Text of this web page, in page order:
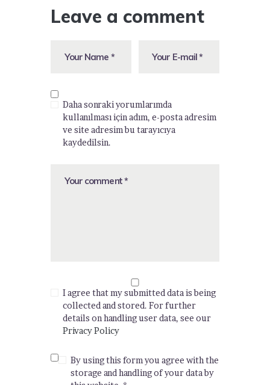
Leave a comment
Daha sonraki yorumlarımda
kullanılması için adım, e-posta adresim
ve site adresim bu tarayıcıya
kaydedilsin.
I agree that my submitted data is being
collected and stored. For further
details on handling user data, see our
Privacy Policy
By using this form you agree with the
storage and handling of your data by